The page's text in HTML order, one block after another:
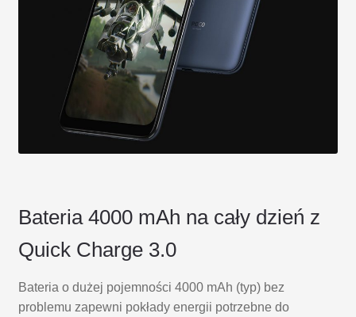
Bateria 4000 mAh na cały dzień z
Quick Charge 3.0
Bateria o dużej pojemności 4000 mAh (typ) bez
problemu zapewni pokłady energii potrzebne do